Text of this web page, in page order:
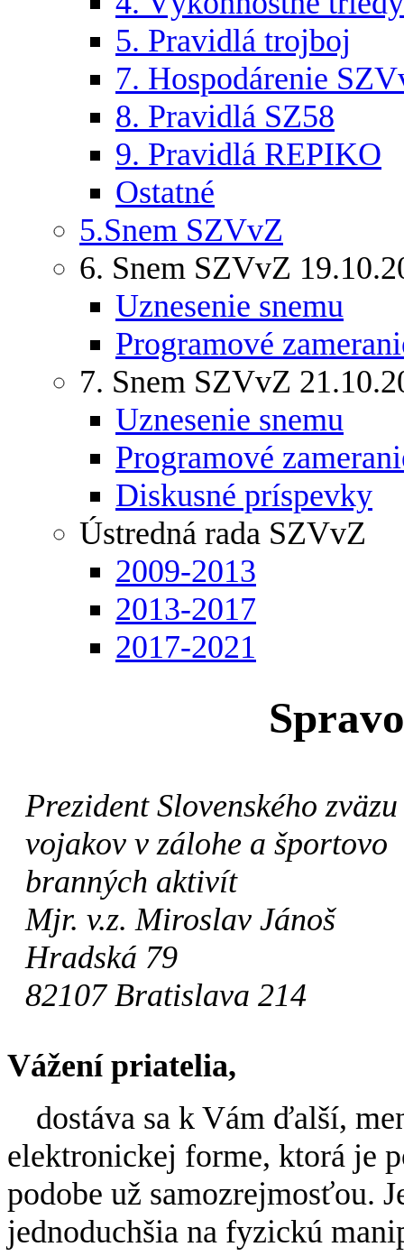
5. Pravidlá trojboj
7. Hospodárenie
8. Pravidlá SZ58
9. Pravidlá REPIKO
Ostatné
5.Snem SZVvZ
6. Snem SZVvZ
Uznesenie snemu
Programové
7. Snem SZVvZ
Uznesenie snemu
Programové
Diskusné príspevky
Ústredná rada SZVvZ
2009-2013
2013-2017
2017-2021
Prezident Slovenského zväzu
vojakov v zálohe a športovo
branných aktivít
Mjr. v.z. Miroslav Jánoš
Hradská 79
82107 Bratislava 214
Vážení priatelia,
dostáva sa k Vám ďalší,
elektronickej forme, ktorá je
podobe už samozrejmosťou.
jednoduchšia na fyzickú